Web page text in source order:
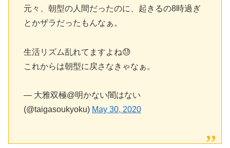
元々、朝型の人間だったのに、起きるの8時過ぎ
とかザラだったもんなぁ。
生活リズム乱れてますよね😓
これからは朝型に戻さなきゃなぁ。
— 大雅双極@明かない闇はない
(@taigasoukyoku) May 30, 2020